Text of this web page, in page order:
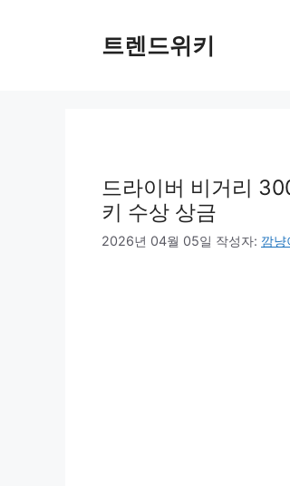
트렌드위키
드라이버 비거리
키 수상 상금
2026년 04월 05일 작성자: 깜냥